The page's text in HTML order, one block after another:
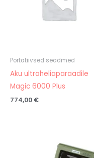
Portatiivsed seadmed
Aku ultraheliaparaadile
Magic 6000 Plus
774,00 €